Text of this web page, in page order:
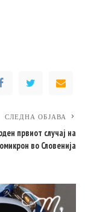
СЛЕДНА ОБЈАВА
првиот случај на
омикрон во Словенија